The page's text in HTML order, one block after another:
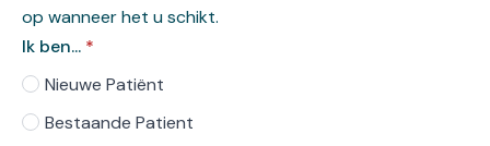
op wanneer het u schikt.
Ik ben... *
Nieuwe Patiënt
Bestaande Patient